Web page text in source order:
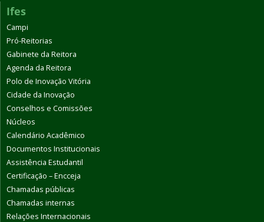
Ifes
Campi
Pró-Reitorias
Gabinete da Reitora
Agenda da Reitora
Polo de Inovação Vitória
Cidade da Inovação
Conselhos e Comissões
Núcleos
Calendário Acadêmico
Documentos Institucionais
Assistência Estudantil
Certificação – Encceja
Chamadas públicas
Chamadas internas
Relações Internacionais